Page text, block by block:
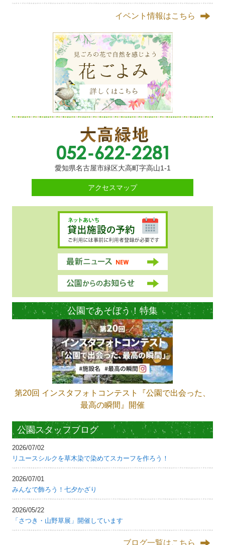
イベント情報はこちら
愛知県名古屋市緑区大高町字高山1-1
アクセスマップ
公園であそぼう！特集
第20回 インスタフォトコンテスト『公園で出会った、
最高の瞬間』開催
公園スタッフブログ
2026/07/02
リユースシルクを草木染で染めてスカーフを作ろう！
2026/07/01
みんなで飾ろう！七夕かざり
2026/05/22
「さつき・山野草展」開催しています
ブログ一覧はこちら